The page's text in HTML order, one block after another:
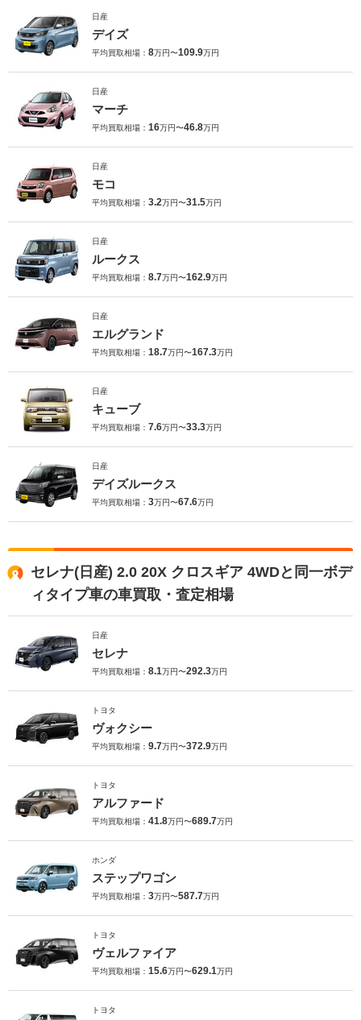
日産
デイズ
平均買取相場： 8万円〜109.9万円
日産
マーチ
平均買取相場： 16万円〜46.8万円
日産
モコ
平均買取相場： 3.2万円〜31.5万円
日産
ルークス
平均買取相場： 8.7万円〜162.9万円
日産
エルグランド
平均買取相場： 18.7万円〜167.3万円
日産
キューブ
平均買取相場： 7.6万円〜33.3万円
日産
デイズルークス
平均買取相場： 3万円〜67.6万円
セレナ(日産) 2.0 20X クロスギア 4WDと同一ボデ
ィタイプ車の車買取・査定相場
日産
セレナ
平均買取相場： 8.1万円〜292.3万円
トヨタ
ヴォクシー
平均買取相場： 9.7万円〜372.9万円
トヨタ
アルファード
平均買取相場： 41.8万円〜689.7万円
ホンダ
ステップワゴン
平均買取相場： 3万円〜587.7万円
トヨタ
ヴェルファイア
平均買取相場： 15.6万円〜629.1万円
トヨタ